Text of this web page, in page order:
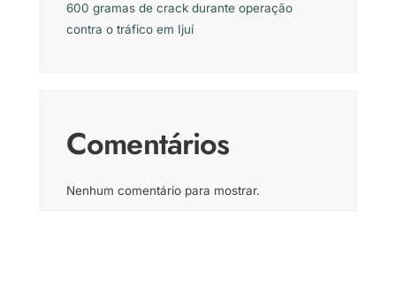
600 gramas de crack durante operação
contra o tráfico em Ijuí
Comentários
Nenhum comentário para mostrar.